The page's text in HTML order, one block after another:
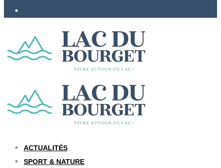
ACTUALITÉS
SPORT & NATURE